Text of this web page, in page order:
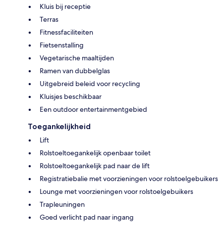
Kluis bij receptie
Terras
Fitnessfaciliteiten
Fietsenstalling
Vegetarische maaltijden
Ramen van dubbelglas
Uitgebreid beleid voor recycling
Kluisjes beschikbaar
Een outdoor entertainmentgebied
Toegankelijkheid
Lift
Rolstoeltoegankelijk openbaar toilet
Rolstoeltoegankelijk pad naar de lift
Registratiebalie met voorzieningen voor rolstoelgebuikers
Lounge met voorzieningen voor rolstoelgebuikers
Trapleuningen
Goed verlicht pad naar ingang